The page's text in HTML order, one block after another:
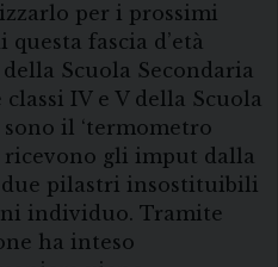
per i prossimi
fascia d’età
Scuola Secondaria
IV e V della Scuola
il ‘termometro
ricevono gli imput dalla
pilastri insostituibili
individuo. Tramite
ha inteso